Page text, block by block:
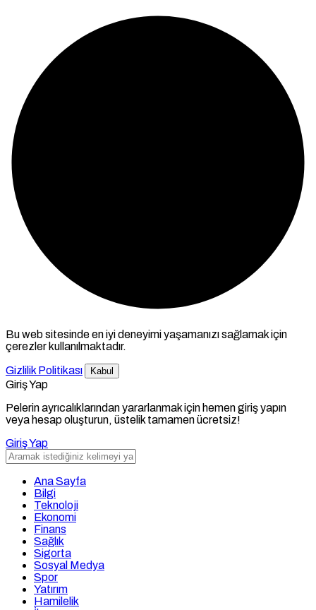
Bu web sitesinde en iyi deneyimi yaşamanızı sağlamak için
çerezler kullanılmaktadır.
Gizlilik Politikası
Kabul
Giriş Yap
Pelerin ayrıcalıklarından yararlanmak için hemen giriş yapın
veya hesap oluşturun, üstelik tamamen ücretsiz!
Giriş Yap
Ana Sayfa
Bilgi
Teknoloji
Ekonomi
Finans
Sağlık
Sigorta
Sosyal Medya
Spor
Yatırım
Hamilelik